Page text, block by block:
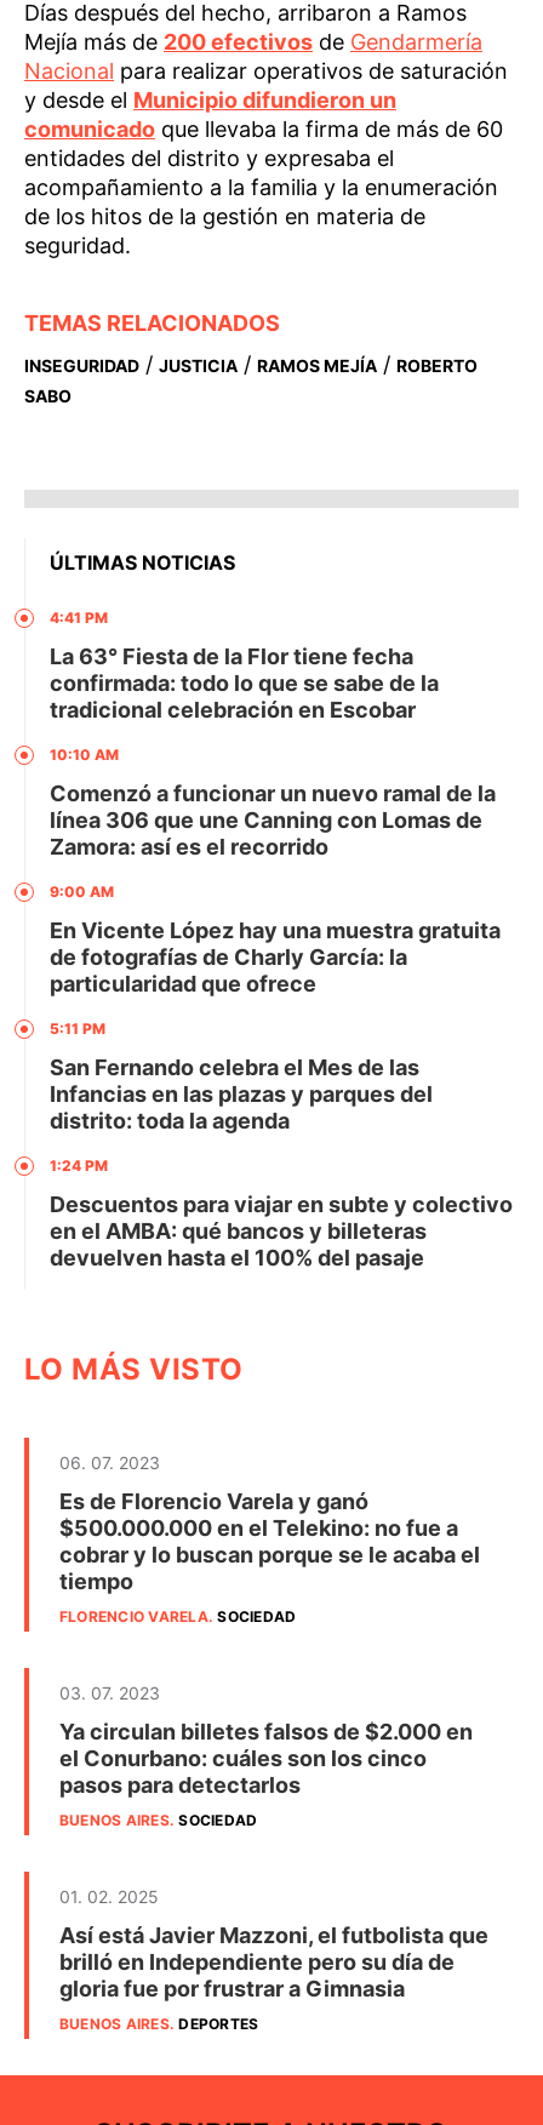
Días después del hecho, arribaron a Ramos
Mejía más de 200 efectivos de Gendarmería
Nacional para realizar operativos de saturación
y desde el Municipio difundieron un
comunicado que llevaba la firma de más de 60
entidades del distrito y expresaba el
acompañamiento a la familia y la enumeración
de los hitos de la gestión en materia de
seguridad.
TEMAS RELACIONADOS
INSEGURIDAD / JUSTICIA / RAMOS MEJÍA / ROBERTO
SABO
ÚLTIMAS NOTICIAS
4:41 PM
La 63° Fiesta de la Flor tiene fecha
confirmada: todo lo que se sabe de la
tradicional celebración en Escobar
10:10 AM
Comenzó a funcionar un nuevo ramal de la
línea 306 que une Canning con Lomas de
Zamora: así es el recorrido
9:00 AM
En Vicente López hay una muestra gratuita
de fotografías de Charly García: la
particularidad que ofrece
5:11 PM
San Fernando celebra el Mes de las
Infancias en las plazas y parques del
distrito: toda la agenda
1:24 PM
Descuentos para viajar en subte y colectivo
en el AMBA: qué bancos y billeteras
devuelven hasta el 100% del pasaje
LO MÁS VISTO
06. 07. 2023
Es de Florencio Varela y ganó
$500.000.000 en el Telekino: no fue a
cobrar y lo buscan porque se le acaba el
tiempo
FLORENCIO VARELA.SOCIEDAD
03. 07. 2023
Ya circulan billetes falsos de $2.000 en
el Conurbano: cuáles son los cinco
pasos para detectarlos
BUENOS AIRES.SOCIEDAD
01. 02. 2025
Así está Javier Mazzoni, el futbolista que
brilló en Independiente pero su día de
gloria fue por frustrar a Gimnasia
BUENOS AIRES.DEPORTES